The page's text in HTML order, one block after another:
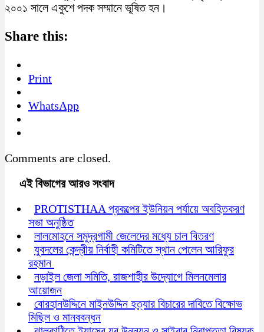
২০০১ সালে একুশে পদক সম্মানে ভূষিত হন।
Share this:
Print
WhatsApp
Comments are closed.
এই বিভাগের আরও সংবাদ
PROTISTHAA প্রকল্পের ইউনিয়ন পর্যায়ে অবহিতকরণ
সভা অনুষ্ঠিত
লালমোহনে সমুদ্রগামী জেলেদের মধ্যে চাল বিতরণ
যুবদলের কেন্দ্রীয় নির্বাহী কমিটিতে স্থান পেলেন আরিফুর
রহমান
নড়াইল জেলা সমিতি, রাজশাহীর উদ্যোগে মিলনমেলার
আয়োজন
বোরহানউদ্দিনে মাইনউদ্দিন হত্যার বিচারের দাবিতে বিক্ষোভ
মিছিল ও মানববন্ধন